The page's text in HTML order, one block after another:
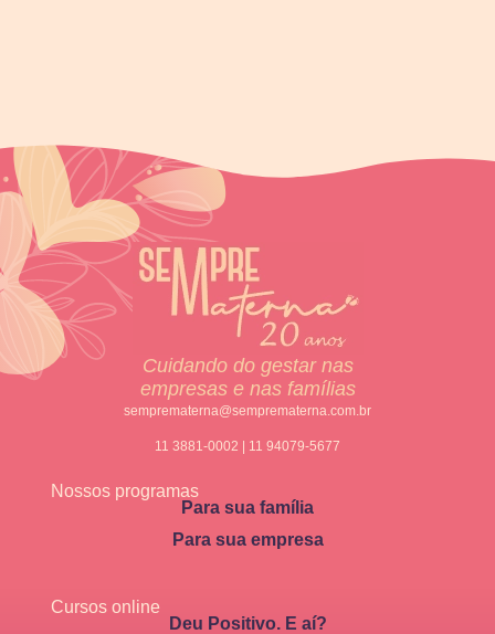
Cuidando do gestar nas
empresas e nas famílias
semprematerna@semprematerna.com.br
11 3881-0002 | 11 94079-5677
Nossos programas
Para sua família
Para sua empresa
Cursos online
Deu Positivo. E aí?